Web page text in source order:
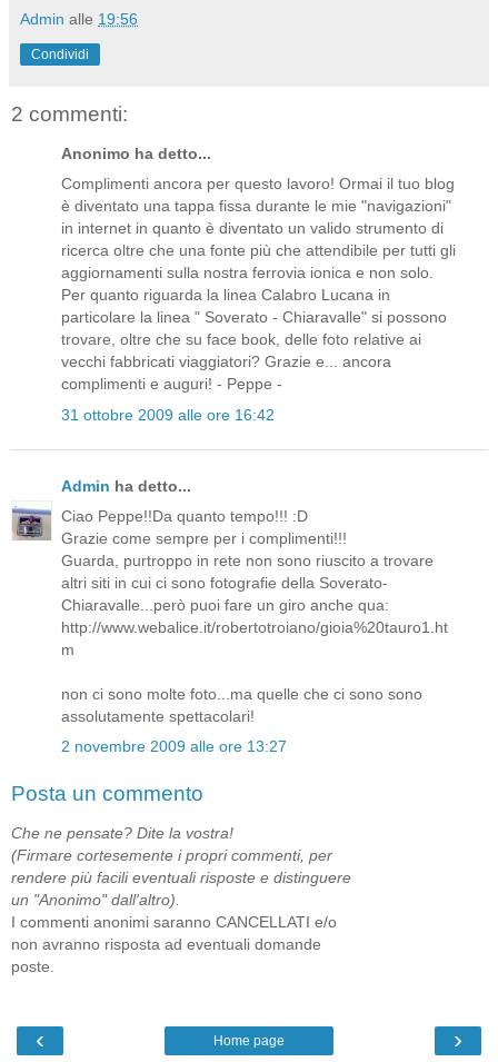
Admin alle 19:56
Condividi
2 commenti:
Anonimo ha detto...
Complimenti ancora per questo lavoro! Ormai il tuo blog
è diventato una tappa fissa durante le mie "navigazioni"
in internet in quanto è diventato un valido strumento di
ricerca oltre che una fonte più che attendibile per tutti gli
aggiornamenti sulla nostra ferrovia ionica e non solo.
Per quanto riguarda la linea Calabro Lucana in
particolare la linea " Soverato - Chiaravalle" si possono
trovare, oltre che su face book, delle foto relative ai
vecchi fabbricati viaggiatori? Grazie e... ancora
complimenti e auguri! - Peppe -
31 ottobre 2009 alle ore 16:42
Admin ha detto...
Ciao Peppe!!Da quanto tempo!!! :D
Grazie come sempre per i complimenti!!!
Guarda, purtroppo in rete non sono riuscito a trovare
altri siti in cui ci sono fotografie della Soverato-
Chiaravalle...però puoi fare un giro anche qua:
http://www.webalice.it/robertotroiano/gioia%20tauro1.ht
m
non ci sono molte foto...ma quelle che ci sono sono
assolutamente spettacolari!
2 novembre 2009 alle ore 13:27
Posta un commento
Che ne pensate? Dite la vostra!
(Firmare cortesemente i propri commenti, per
rendere più facili eventuali risposte e distinguere
un "Anonimo" dall'altro).
I commenti anonimi saranno CANCELLATI e/o
non avranno risposta ad eventuali domande
poste.
‹ ›
Home page